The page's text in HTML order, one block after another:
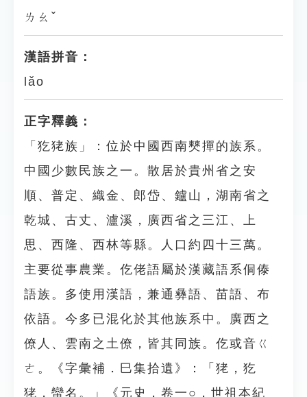
ㄌㄠˇ
漢語拼音：
lǎo
正字釋義：
「犵狫族」：位於中國西南僰撣的族系。
中國少數民族之一。散居於貴州省之安
順、普定、織金、郎岱、鑪山，湖南省之
乾城、古丈、瀘溪，廣西省之三江、上
思、西隆、西林等縣。人口約四十三萬。
主要從事農業。仡佬語屬於漢藏語系侗傣
語族。多使用漢語，兼通彝語、苗語、布
依語。今多已混化於其他族系中。廣西之
僚人、雲南之土僚，皆其同族。仡或音ㄍ
ㄜ。《字彙補．巳集拾遺》：「狫，犵
狫，蠻名。」《元史．卷一○．世祖本紀